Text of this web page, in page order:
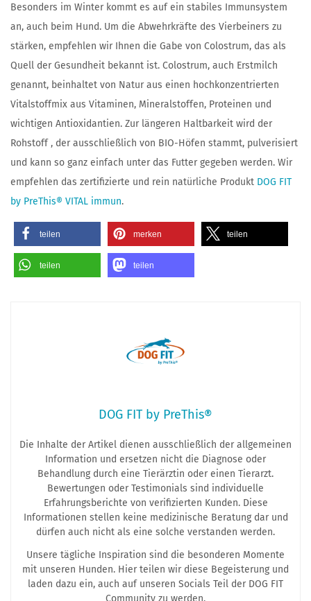
Besonders im Winter kommt es auf ein stabiles Immunsystem
an, auch beim Hund. Um die Abwehrkräfte des Vierbeiners zu
stärken, empfehlen wir Ihnen die Gabe von Colostrum, das als
Quell der Gesundheit bekannt ist. Colostrum, auch Erstmilch
genannt, beinhaltet von Natur aus einen hochkonzentrierten
Vitalstoffmix aus Vitaminen, Mineralstoffen, Proteinen und
wichtigen Antioxidantien. Zur längeren Haltbarkeit wird der
Rohstoff , der ausschließlich von BIO-Höfen stammt, pulverisiert
und kann so ganz einfach unter das Futter gegeben werden. Wir
empfehlen das zertifizierte und rein natürliche Produkt DOG FIT
by PreThis® VITAL immun.
teilen merken teilen
teilen teilen
DOG FIT by PreThis®
Die Inhalte der Artikel dienen ausschließlich der allgemeinen
Information und ersetzen nicht die Diagnose oder
Behandlung durch eine Tierärztin oder einen Tierarzt.
Bewertungen oder Testimonials sind individuelle
Erfahrungsberichte von verifizierten Kunden. Diese
Informationen stellen keine medizinische Beratung dar und
dürfen auch nicht als eine solche verstanden werden.
Unsere tägliche Inspiration sind die besonderen Momente
mit unseren Hunden. Hier teilen wir diese Begeisterung und
laden dazu ein, auch auf unseren Socials Teil der DOG FIT
Community zu werden.